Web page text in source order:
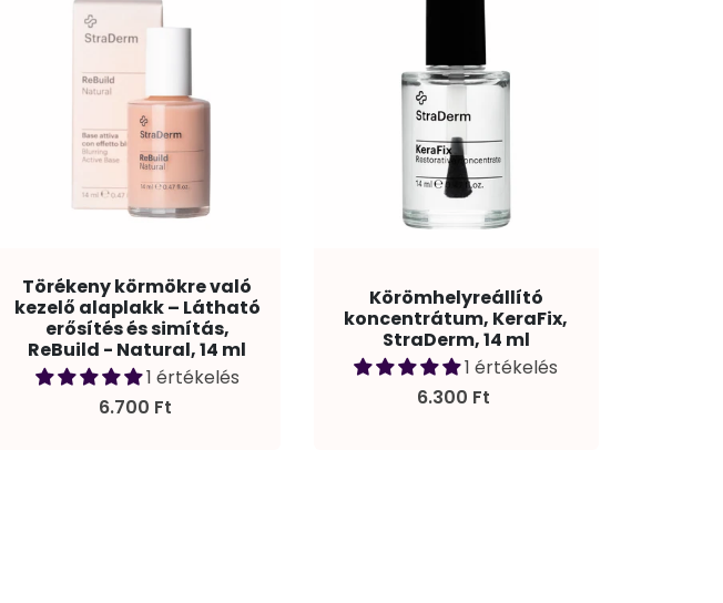
Törékeny körmökre való
kezelő alaplakk – Látható
erősítés és simítás,
ReBuild - Natural, 14 ml
1 értékelés
6.700 Ft
Körömhelyreállító
koncentrátum, KeraFix,
StraDerm, 14 ml
1 értékelés
6.300 Ft